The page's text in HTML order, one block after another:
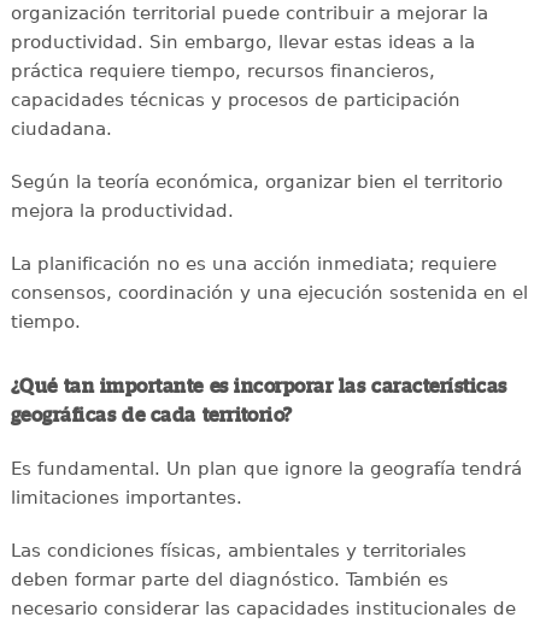
organización territorial puede contribuir a mejorar la
productividad. Sin embargo, llevar estas ideas a la
práctica requiere tiempo, recursos financieros,
capacidades técnicas y procesos de participación
ciudadana.
Según la teoría económica, organizar bien el territorio
mejora la productividad.
La planificación no es una acción inmediata; requiere
consensos, coordinación y una ejecución sostenida en el
tiempo.
¿Qué tan importante es incorporar las características
geográficas de cada territorio?
Es fundamental. Un plan que ignore la geografía tendrá
limitaciones importantes.
Las condiciones físicas, ambientales y territoriales
deben formar parte del diagnóstico. También es
necesario considerar las capacidades institucionales de